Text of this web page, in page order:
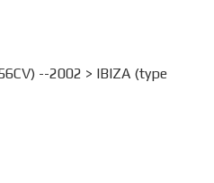
--2002 > IBIZA (type